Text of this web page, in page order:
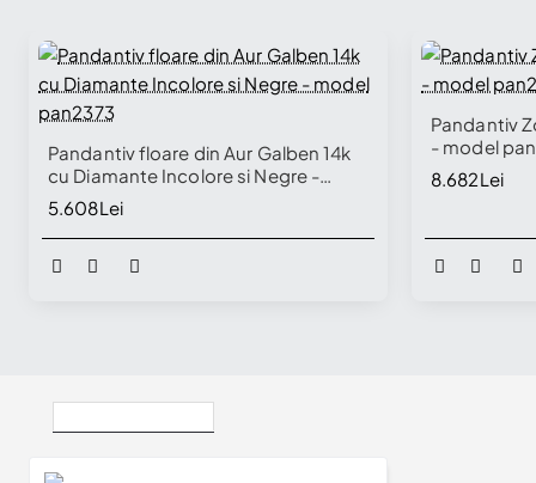
Pandantiv floare din Aur Galben 14k
cu Diamante Incolore si Negre -
model pan2373
5.608Lei
Pandantiv
- model
8.682Lei